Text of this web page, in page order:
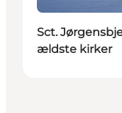
Sct.
ældste kirker